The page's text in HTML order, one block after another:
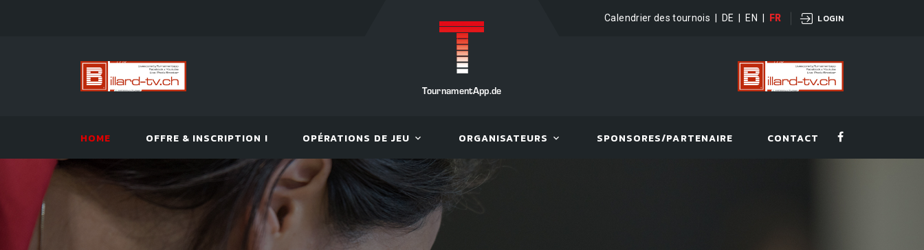
Calendrier des tournois DE EN FR LOGIN
TournamentApp.de
HOME OFFRE & INSCRIPTION ! OPÉRATIONS DE JEU ORGANISATEURS SPONSORES/PARTENAIRE CONTACT